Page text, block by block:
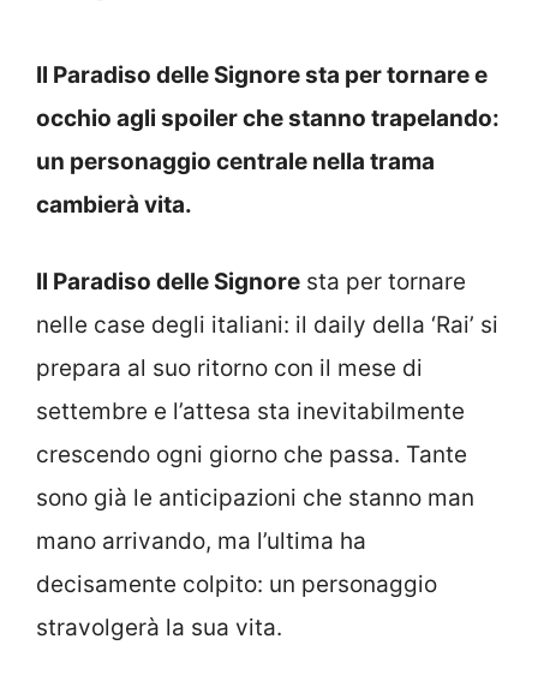
Il Paradiso delle Signore sta per tornare e
occhio agli spoiler che stanno trapelando:
un personaggio centrale nella trama
cambierà vita.
Il Paradiso delle Signore sta per tornare
nelle case degli italiani: il daily della ‘Rai’ si
prepara al suo ritorno con il mese di
settembre e l’attesa sta inevitabilmente
crescendo ogni giorno che passa. Tante
sono già le anticipazioni che stanno man
mano arrivando, ma l’ultima ha
decisamente colpito: un personaggio
stravolgerà la sua vita.